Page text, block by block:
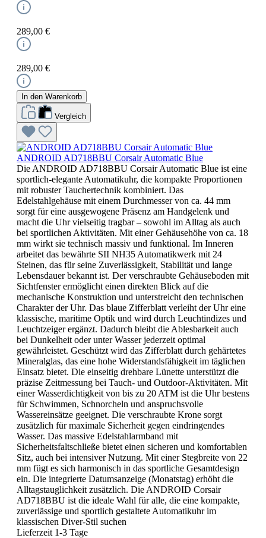
289,00 €
289,00 €
In den Warenkorb
Vergleich
ANDROID AD718BBU Corsair Automatic Blue
Die ANDROID AD718BBU Corsair Automatic Blue ist eine
sportlich-elegante Automatikuhr, die kompakte Proportionen
mit robuster Tauchertechnik kombiniert. Das
Edelstahlgehäuse mit einem Durchmesser von ca. 44 mm
sorgt für eine ausgewogene Präsenz am Handgelenk und
macht die Uhr vielseitig tragbar – sowohl im Alltag als auch
bei sportlichen Aktivitäten. Mit einer Gehäusehöhe von ca. 18
mm wirkt sie technisch massiv und funktional. Im Inneren
arbeitet das bewährte SII NH35 Automatikwerk mit 24
Steinen, das für seine Zuverlässigkeit, Stabilität und lange
Lebensdauer bekannt ist. Der verschraubte Gehäuseboden mit
Sichtfenster ermöglicht einen direkten Blick auf die
mechanische Konstruktion und unterstreicht den technischen
Charakter der Uhr. Das blaue Zifferblatt verleiht der Uhr eine
klassische, maritime Optik und wird durch Leuchtindizes und
Leuchtzeiger ergänzt. Dadurch bleibt die Ablesbarkeit auch
bei Dunkelheit oder unter Wasser jederzeit optimal
gewährleistet. Geschützt wird das Zifferblatt durch gehärtetes
Mineralglas, das eine hohe Widerstandsfähigkeit im täglichen
Einsatz bietet. Die einseitig drehbare Lünette unterstützt die
präzise Zeitmessung bei Tauch- und Outdoor-Aktivitäten. Mit
einer Wasserdichtigkeit von bis zu 20 ATM ist die Uhr bestens
für Schwimmen, Schnorcheln und anspruchsvolle
Wassereinsätze geeignet. Die verschraubte Krone sorgt
zusätzlich für maximale Sicherheit gegen eindringendes
Wasser. Das massive Edelstahlarmband mit
Sicherheitsfaltschließe bietet einen sicheren und komfortablen
Sitz, auch bei intensiver Nutzung. Mit einer Stegbreite von 22
mm fügt es sich harmonisch in das sportliche Gesamtdesign
ein. Die integrierte Datumsanzeige (Monatstag) erhöht die
Alltagstauglichkeit zusätzlich. Die ANDROID Corsair
AD718BBU ist die ideale Wahl für alle, die eine kompakte,
zuverlässige und sportlich gestaltete Automatikuhr im
klassischen Diver-Stil suchen
Lieferzeit 1-3 Tage